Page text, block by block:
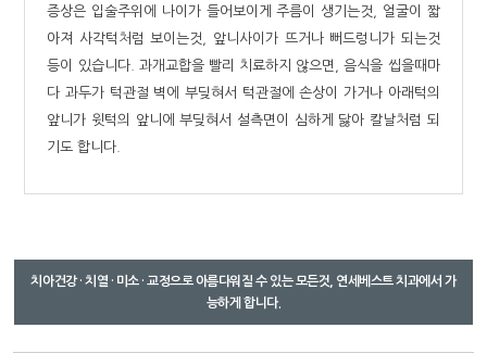
증상은 입술주위에 나이가 들어보이게 주름이 생기는것, 얼굴이 짧
아져 사각턱처럼 보이는것, 앞니사이가 뜨거나 뻐드렁니가 되는것
등이 있습니다. 과개교합을 빨리 치료하지 않으면, 음식을 씹을때마
다 과두가 턱관절 벽에 부딪혀서 턱관절에 손상이 가거나 아래턱의
앞니가 윗턱의 앞니에 부딪혀서 설측면이 심하게 닳아 칼날처럼 되
기도 합니다.
치아건강 · 치열 · 미소 · 교정으로 아름다워질 수 있는 모든것, 연세베스트 치과에서 가
능하게 합니다.